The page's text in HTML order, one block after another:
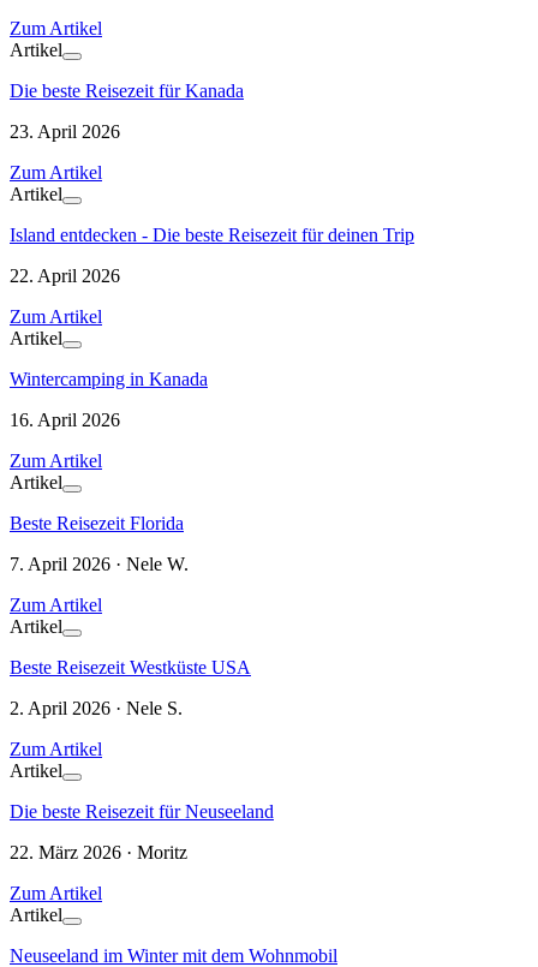
Zum Artikel
Artikel
Die beste Reisezeit für Kanada
23. April 2026
Zum Artikel
Artikel
Island entdecken - Die beste Reisezeit für deinen Trip
22. April 2026
Zum Artikel
Artikel
Wintercamping in Kanada
16. April 2026
Zum Artikel
Artikel
Beste Reisezeit Florida
7. April 2026 · Nele W.
Zum Artikel
Artikel
Beste Reisezeit Westküste USA
2. April 2026 · Nele S.
Zum Artikel
Artikel
Die beste Reisezeit für Neuseeland
22. März 2026 · Moritz
Zum Artikel
Artikel
Neuseeland im Winter mit dem Wohnmobil